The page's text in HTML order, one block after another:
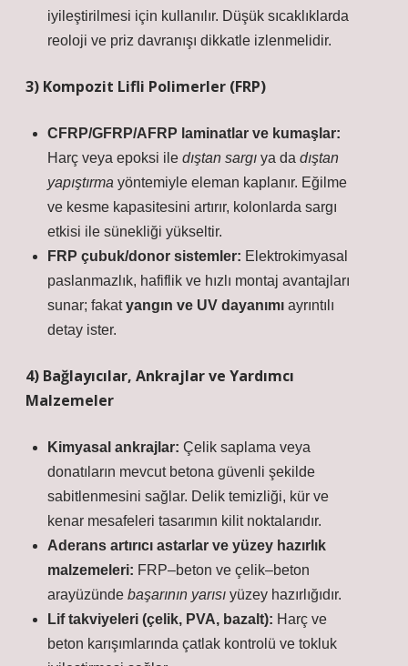
iyileştirilmesi için kullanılır. Düşük sıcaklıklarda
reoloji ve priz davranışı dikkatle izlenmelidir.
3) Kompozit Lifli Polimerler (FRP)
CFRP/GFRP/AFRP laminatlar ve kumaşlar:
Harç veya epoksi ile dıştan sargı ya da dıştan
yapıştırma yöntemiyle eleman kaplanır. Eğilme
ve kesme kapasitesini artırır, kolonlarda sargı
etkisi ile sünekliği yükseltir.
FRP çubuk/donor sistemler: Elektrokimyasal
paslanmazlık, hafiflik ve hızlı montaj avantajları
sunar; fakatyangın ve UV dayanımı ayrıntılı
detay ister.
4) Bağlayıcılar, Ankrajlar ve Yardımcı
Malzemeler
Kimyasal ankrajlar: Çelik saplama veya
donatıların mevcut betona güvenli şekilde
sabitlenmesini sağlar. Delik temizliği, kür ve
kenar mesafeleri tasarımın kilit noktalarıdır.
Aderans artırıcı astarlar ve yüzey hazırlık
malzemeleri: FRP–beton ve çelik–beton
arayüzünde başarının yarısı yüzey hazırlığıdır.
Lif takviyeleri (çelik, PVA, bazalt): Harç ve
beton karışımlarında çatlak kontrolü ve tokluk